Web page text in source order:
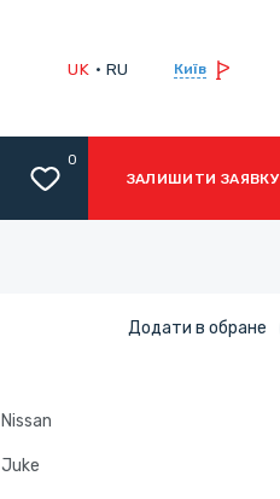
UK RU Київ
0
ЗАЛИШИТИ ЗАЯВКУ
Додати в обране
Nissan
Juke